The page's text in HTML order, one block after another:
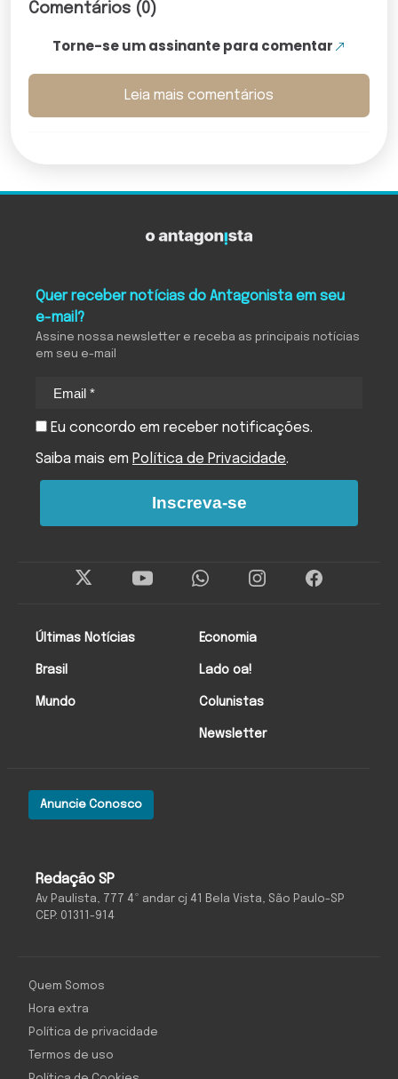
Comentários (0)
Torne-se um assinante para comentar
Leia mais comentários
Redação SP
Av Paulista, 777 4º andar cj 41 Bela Vista, São Paulo-SP
CEP: 01311-914
Anuncie Conosco
Últimas Notícias
Brasil
Mundo
Economia
Lado oa!
Colunistas
Newsletter
Quer receber notícias do Antagonista em seu
e-mail?
Assine nossa newsletter e receba as principais notícias
em seu e-mail
Eu concordo em receber notificações.
Saiba mais em Política de Privacidade.
Inscreva-se
Quem Somos
Hora extra
Política de privacidade
Termos de uso